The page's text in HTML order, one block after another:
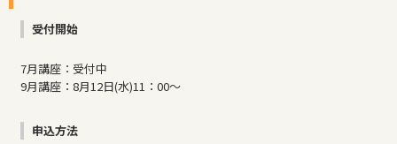
受付開始
7月講座：受付中
9月講座：8月12日(水)11：00～
申込方法